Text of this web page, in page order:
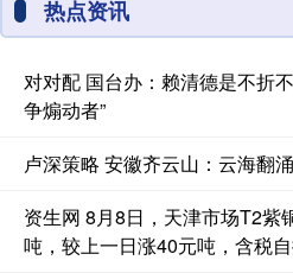
热点资讯
对对配 国台办：赖清德是不折
争煽动者”
卢深策略 安徽齐云山：云海翻
资生网 8月8日，天津市场T2紫
吨，较上一日涨40元吨，含税自